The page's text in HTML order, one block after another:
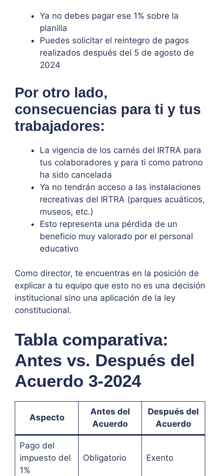
Ya no debes pagar ese 1% sobre la
planilla
Puedes solicitar el reintegro de pagos
realizados después del 5 de agosto de
2024
Por otro lado,
consecuencias para ti y tus
trabajadores:
La vigencia de los carnés del IRTRA para
tus colaboradores y para ti como patrono
ha sido cancelada
Ya no tendrán acceso a las instalaciones
recreativas del IRTRA (parques acuáticos,
museos, etc.)
Esto representa una pérdida de un
beneficio muy valorado por el personal
educativo
Como director, te encuentras en la posición de
explicar a tu equipo que esto no es una decisión
institucional sino una aplicación de la ley
constitucional.
Tabla comparativa:
Antes vs. Después del
Acuerdo 3-2024
Aspecto
Antes del
Acuerdo
Después del
Acuerdo
Pago del
impuesto del
1%
Obligatorio Exento